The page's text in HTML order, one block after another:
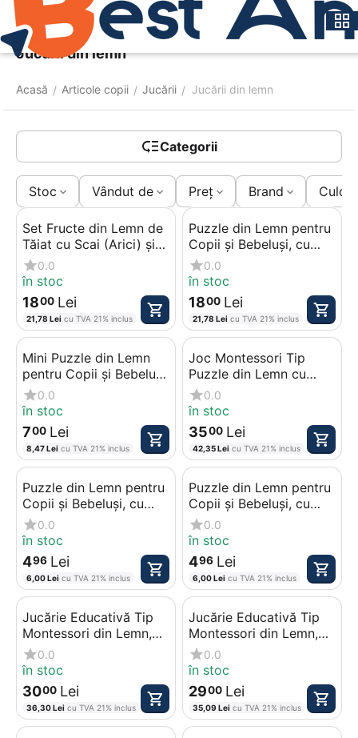
Jucării din lemn
Acasă / Articole copii / Jucării / Jucării din lemn
Categorii
Stoc Vândut de Preț Brand
Set Fructe din Lemn de
Tăiat cu Scai (Arici) și
Accesorii
0.0
în stoc
1800 Lei
21,78 Lei cu TVA 21% inclus
Puzzle din Lemn pentru
Copii și Bebeluși, cu
Piese Mari, Model
Alimente
0.0
în stoc
1800 Lei
21,78 Lei cu TVA 21% inclus
Mini Puzzle din Lemn
pentru Copii și Bebeluși,
Model Văporaș, Jucărie
Educativă
0.0
în stoc
700 Lei
8,47Lei cu TVA 21% inclus
Joc Montessori Tip
Puzzle din Lemn cu
Cifre, Forme
Geometrice și Inele
pentru Numărat
0.0
în stoc
3500 Lei
42,35Lei cu TVA 21% inclus
Puzzle din Lemn pentru
Copii și Bebeluși, cu
Piese Mari, Model Leu
Prietenos
0.0
în stoc
496 Lei
6,00Lei cu TVA 21% inclus
Puzzle din Lemn pentru
Copii și Bebeluși, cu
Piese Mari, Model
Camion de Pompieri
0.0
în stoc
496 Lei
6,00Lei cu TVA 21% inclus
Jucărie Educativă Tip
Montessori din Lemn,
Model Geometrie și
Fracții Vizuale
0.0
în stoc
3000 Lei
36,30Lei cu TVA 21% inclus
Jucărie Educativă Tip
Montessori din Lemn,
Model Pescuit Magnetic
și Sortator de Cifre
0.0
în stoc
2900 Lei
35,09 Lei cu TVA 21% inclus
Meniu Caută Coș